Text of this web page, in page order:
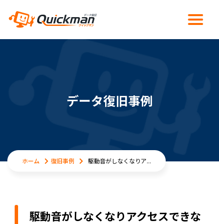
データ復旧事例
ホーム 復旧事例 駆動音がしなくなりア...
駆動音がしなくなりアクセスできな